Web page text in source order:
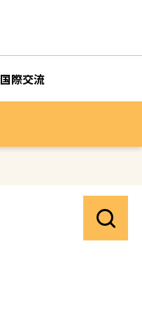
国際交流